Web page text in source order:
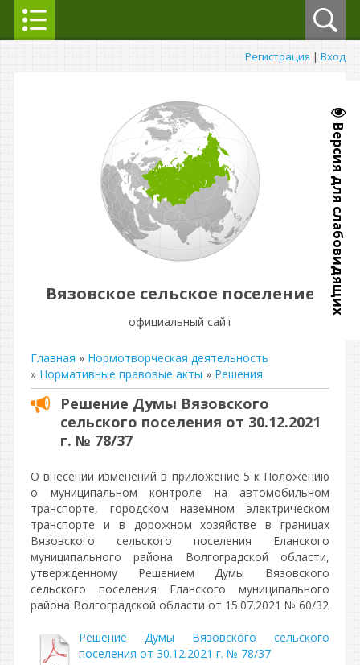
Версия для слабовидящих
Регистрация | Вход
Вязовское сельское поселение
официальный сайт
Главная » Нормотворческая деятельность
» Нормативные правовые акты » Решения
Решение Думы Вязовского
сельского поселения от 30.12.2021
г. № 78/37
О внесении изменений в приложение 5 к Положению
о муниципальном контроле на автомобильном
транспорте, городском наземном электрическом
транспорте и в дорожном хозяйстве в границах
Вязовского сельского поселения Еланского
муниципального района Волгоградской области,
утвержденному Решением Думы Вязовского
сельского поселения Еланского муниципального
района Волгоградской области от 15.07.2021 № 60/32
Решение Думы Вязовского сельского
поселения от 30.12.2021 г. № 78/37